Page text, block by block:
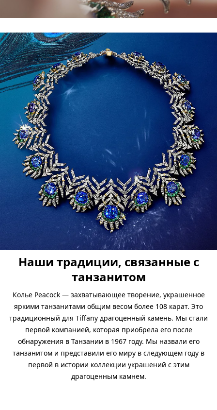
Наши традиции, связанные с
танзанитом
Колье Peacock — захватывающее творение, украшенное
яркими танзанитами общим весом более 108 карат. Это
традиционный для Tiffany драгоценный камень. Мы стали
первой компанией, которая приобрела его после
обнаружения в Танзании в 1967 году. Мы назвали его
танзанитом и представили его миру в следующем году в
первой в истории коллекции украшений с этим
драгоценным камнем.